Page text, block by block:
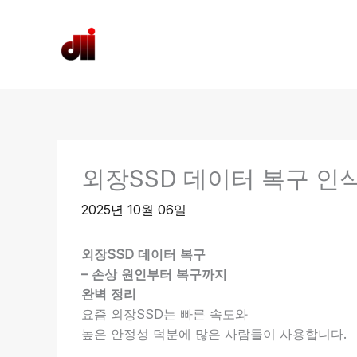
외장SSD 데이터 복구 인
2025년 10월 06일
외장SSD 데이터 복구
– 손상 원인부터 복구까지
완벽 정리
요즘 외장SSD는 빠른 속도와
높은 안정성 덕분에 많은 사람들이 사용합니다.